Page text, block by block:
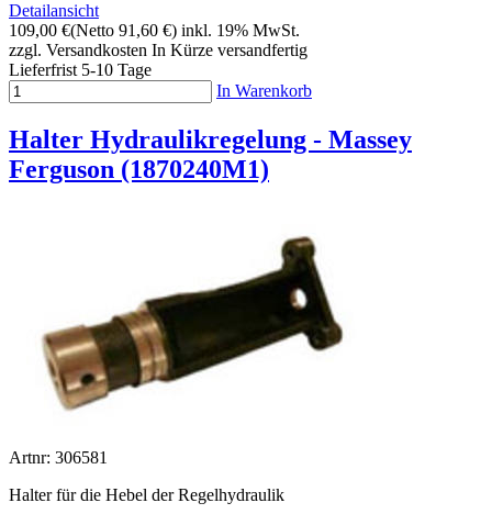
Detailansicht
109,00 €(Netto 91,60 €) inkl. 19% MwSt.
zzgl. Versandkosten In Kürze versandfertig
Lieferfrist 5-10 Tage
In Warenkorb
Halter Hydraulikregelung - Massey
Ferguson (1870240M1)
Artnr: 306581
Halter für die Hebel der Regelhydraulik